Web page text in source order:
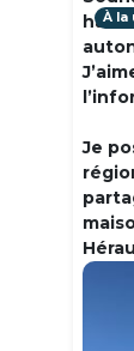
Je
À la